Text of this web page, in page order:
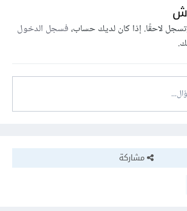
لاحقًا. إذا كان لديك حساب،فسجل الدخول
مشاركة